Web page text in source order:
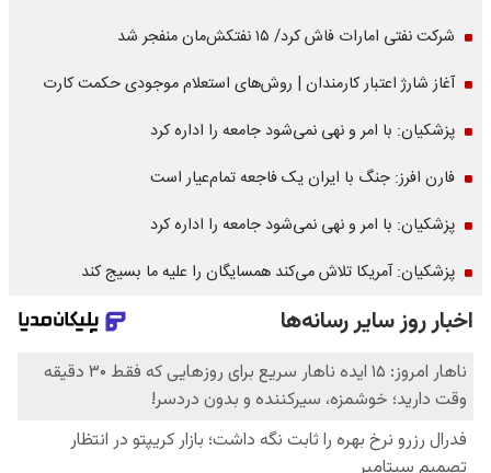
شرکت نفتی امارات فاش کرد/ ۱۵ نفتکش‌مان منفجر شد
آغاز شارژ اعتبار کارمندان | روش‌های استعلام موجودی حکمت کارت
پزشکیان: با امر و نهی نمی‌شود جامعه را اداره کرد
فارن افرز: جنگ با ایران یک فاجعه تمام‌عیار است
پزشکیان: با امر و نهی نمی‌شود جامعه را اداره کرد
پزشکیان: آمریکا تلاش می‌کند همسایگان را علیه ما بسیج کند